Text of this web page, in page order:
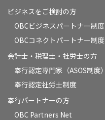
ビジネスをご検討の方
OBCビジネスパートナー制度
OBCコネクトパートナー制度
会計士・税理士・社労士の方
奉行認定専門家（ASOS制度）
奉行認定社労士制度
奉行パートナーの方
OBC Partners Net